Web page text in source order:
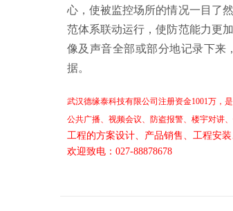
心，使被监控场所的情况一目了
范体系联动运行，使防范能力更
像及声音全部或部分地记录下来
据。
武汉德缘泰科技有限公司注册资金1001万，
公共广播、视频会议、防盗报警、楼宇对讲
工程的方案设计、产品销售、工程安
欢迎致电：027-88878678